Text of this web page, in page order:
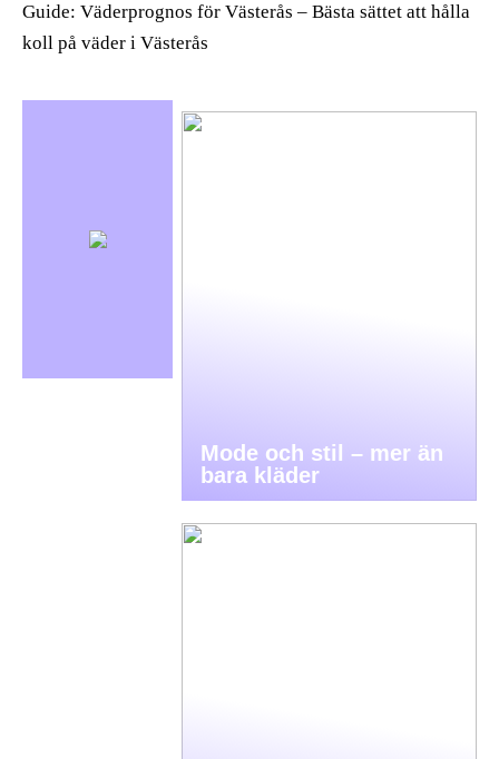
Guide: Väderprognos för Västerås – Bästa sättet att hålla
koll på väder i Västerås
Mode och stil – mer än
bara kläder